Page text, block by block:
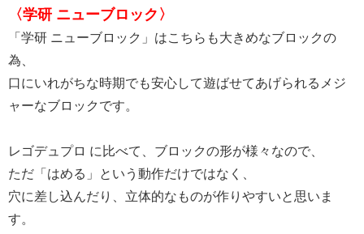
〈学研 ニューブロック〉
「学研 ニューブロック」はこちらも大きめなブロックの
為、
口にいれがちな時期でも安心して遊ばせてあげられるメジ
ャーなブロックです。
レゴデュプロ に比べて、ブロックの形が様々なので、
ただ「はめる」という動作だけではなく、
穴に差し込んだり、立体的なものが作りやすいと思いま
す。